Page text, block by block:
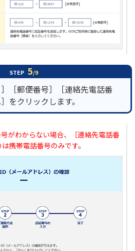
STEP 5/9
］［郵便番号］［連絡先電話番
をクリックします。
がわからない場合、［連絡先電話番
携帯電話番号のみです。